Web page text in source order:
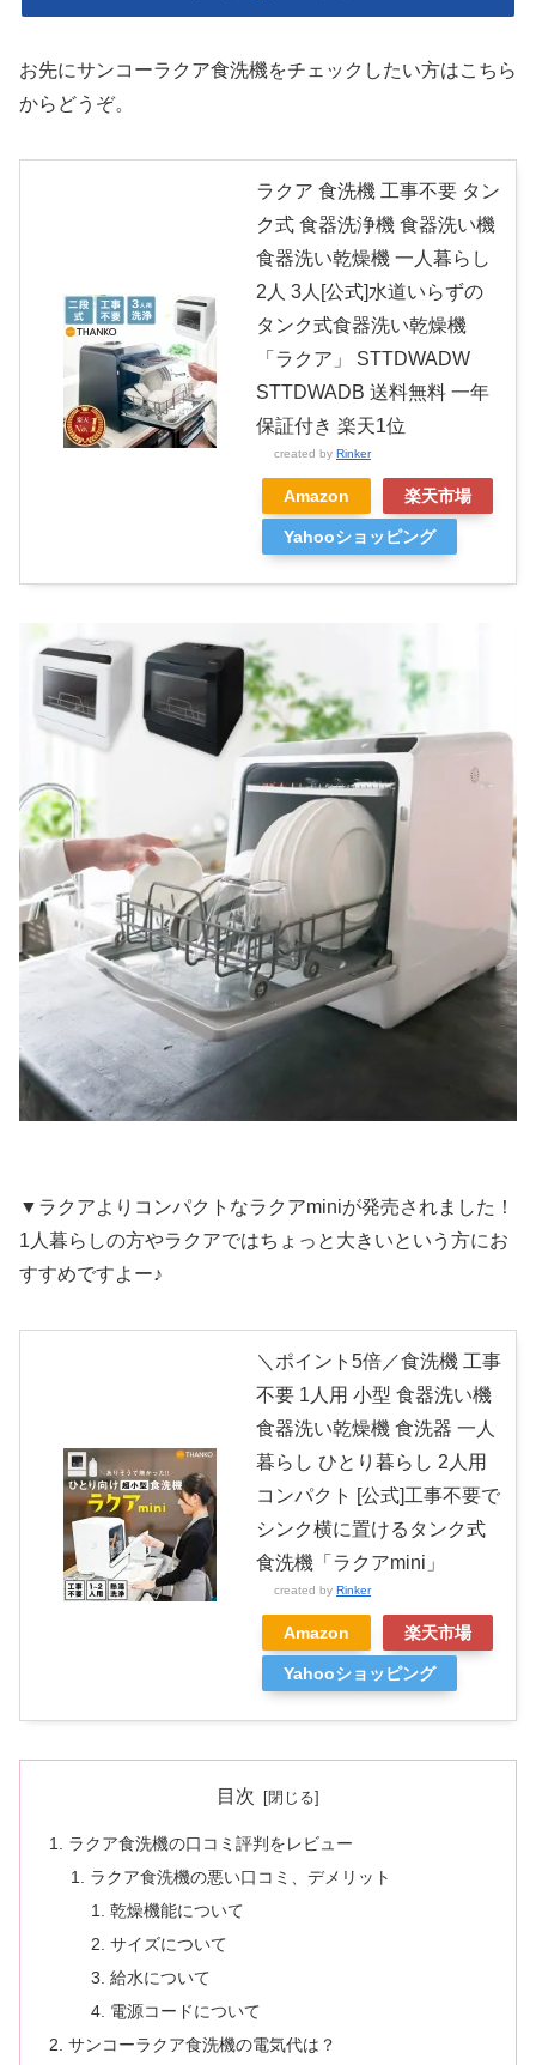
お先にサンコーラクア食洗機をチェックしたい方はこちら
からどうぞ。
ラクア 食洗機 工事不要 タン
ク式 食器洗浄機 食器洗い機
食器洗い乾燥機 一人暮らし
2人 3人[公式]水道いらずの
タンク式食器洗い乾燥機
「ラクア」 STTDWADW
STTDWADB 送料無料 一年
保証付き 楽天1位
created by Rinker
Amazon 楽天市場
Yahooショッピング
▼ラクアよりコンパクトなラクアminiが発売されました！
1人暮らしの方やラクアではちょっと大きいという方にお
すすめですよー♪
＼ポイント5倍／食洗機 工事
不要 1人用 小型 食器洗い機
食器洗い乾燥機 食洗器 一人
暮らし ひとり暮らし 2人用
コンパクト [公式]工事不要で
シンク横に置けるタンク式
食洗機「ラクアmini」
created by Rinker
Amazon 楽天市場
Yahooショッピング
目次
ラクア食洗機の口コミ評判をレビュー
ラクア食洗機の悪い口コミ、デメリット
乾燥機能について
サイズについて
給水について
電源コードについて
サンコーラクア食洗機の電気代は？